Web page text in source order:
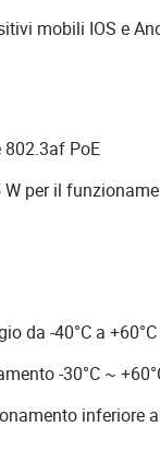
mobili IOS e
802.3af PoE
per il
da -40°C a +60°C
-30°C ~
inferiore